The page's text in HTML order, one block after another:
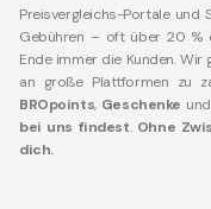
Preisvergleichs-Portale und
Gebühren – oft über 20 %
Ende immer die Kunden.
an große Plattformen zu
BROpoints, Geschenke
bei uns findest. Ohne
dich.